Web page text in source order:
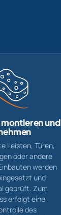
und
Leisten, Türen,
oder andere
werden
und
geprüft. Zum
erfolgt eine
des